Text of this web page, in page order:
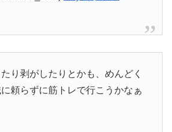
り剥がしたりとかも、めんどく
頼らずに筋トレで行こうかなぁ